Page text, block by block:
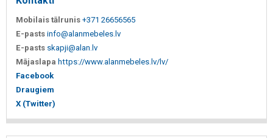
Mobilais tālrunis +371 26656565
E-pasts info@alanmebeles.lv
E-pasts skapji@alan.lv
Mājaslapa https://www.alanmebeles.lv/lv/
Facebook
Draugiem
X (Twitter)